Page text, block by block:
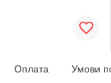
Оплата Умови